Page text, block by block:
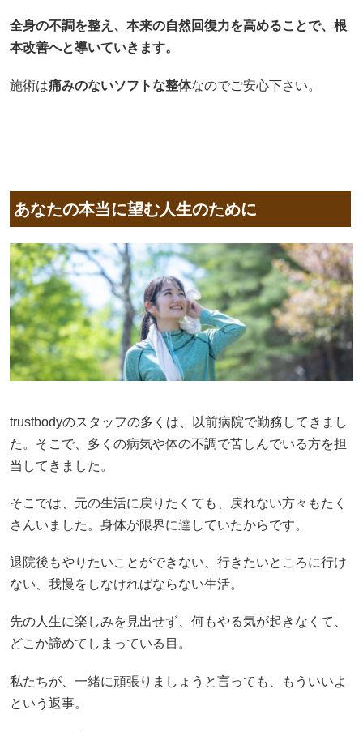
全身の不調を整え、本来の自然回復力を高めることで、根
本改善へと導いていきます。
施術は痛みのないソフトな整体なのでご安心下さい。
あなたの本当に望む人生のために
trustbodyのスタッフの多くは、以前病院で勤務してきまし
た。そこで、多くの病気や体の不調で苦しんでいる方を担
当してきました。
そこでは、元の生活に戻りたくても、戻れない方々もたく
さんいました。身体が限界に達していたからです。
退院後もやりたいことができない、行きたいところに行け
ない、我慢をしなければならない生活。
先の人生に楽しみを見出せず、何もやる気が起きなくて、
どこか諦めてしまっている目。
私たちが、一緒に頑張りましょうと言っても、もういいよ
という返事。